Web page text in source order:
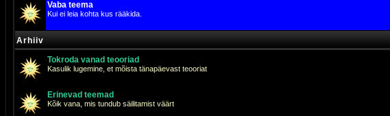
Vaba teema
Kui ei leia kohta kus rääkida.
Arhiiv
Tokroda vanad teooriad
Kasulik lugemine, et mõista tänapäevast teooriat
Erinevad teemad
Kõik vana, mis tundub säilitamist väärt